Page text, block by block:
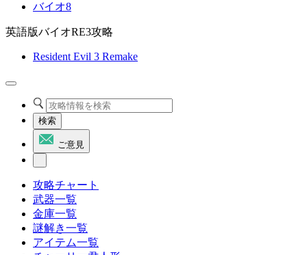
バイオ8
英語版バイオRE3攻略
Resident Evil 3 Remake
検索
ご意見
攻略チャート
武器一覧
金庫一覧
謎解き一覧
アイテム一覧